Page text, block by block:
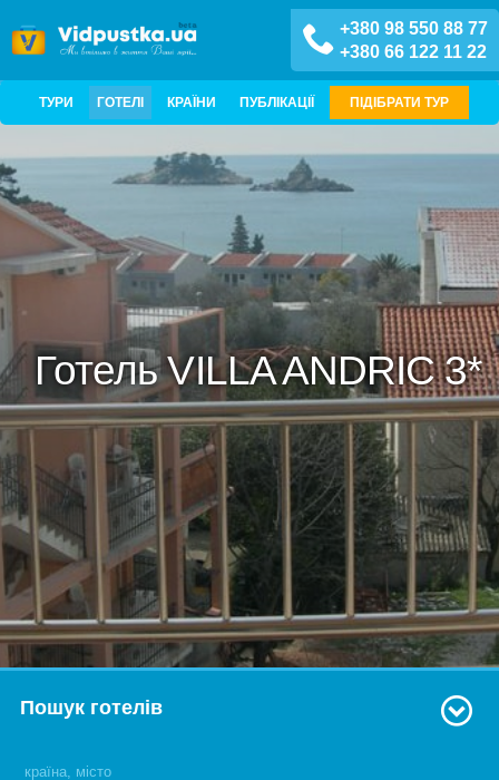
+380 98 550 88 77
+380 66 122 11 22
ТУРИ ГОТЕЛІ КРАЇНИ ПУБЛІКАЦІЇ ПІДІБРАТИ ТУР
Готель VILLA ANDRIC 3*
Пошук готелів
країна, місто